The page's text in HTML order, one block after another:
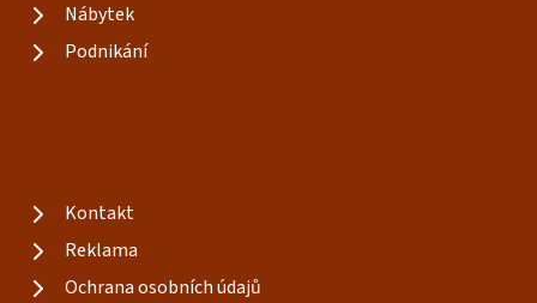
Nábytek
Podnikání
Kontakt
Reklama
Ochrana osobních údajů